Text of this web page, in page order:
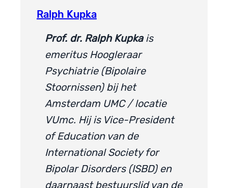
Ralph Kupka
Prof. dr. Ralph Kupkais
emeritus Hoogleraar
Psychiatrie (Bipolaire
Stoornissen) bij het
Amsterdam UMC / locatie
VUmc. Hij is Vice-President
of Education van de
International Society for
Bipolar Disorders (ISBD) en
daarnaast bestuurslid van de